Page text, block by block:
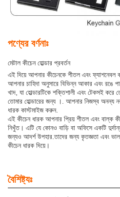
পণ্যের বর্ণনাঃ
মেটাল কীচেন হোল্ডার প্রবর্তন
এই দিয়ে আপনার কীচেনকে শীতল এবং ফ্যাশনেবল
আপনার চাহিদা অনুসারে বিভিন্ন আকার এবং রঙে
খাদ, যা হোল্ডারটিকে শক্তিশালী এবং টেকসই
তোমার হোল্ডারের জন্য ।. আপনার নিজস্ব অনন্য
ধারক কাস্টমাইজ করুন.
এই কীচেন ধারক আপনার প্রিয় শীতল এবং বাল্ক
নিখুঁত। এটি যে কোনও বাড়ি বা অফিসে একটি
জন্যও আদর্শ উপহার.তাদের জন্য কৃতজ্ঞতা এবং
কীচেন ধারক দিয়ে।
বৈশিষ্ট্যঃ